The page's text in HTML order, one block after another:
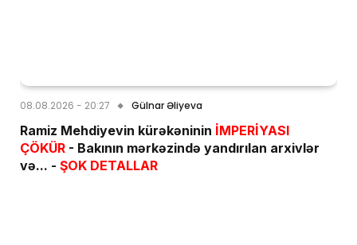
08.08.2026 - 20:27 Gülnar Əliyeva
Ramiz Mehdiyevin kürəkəninin İMPERİYASI
ÇÖKÜR - Bakının mərkəzində yandırılan arxivlər
və... - ŞOK DETALLAR